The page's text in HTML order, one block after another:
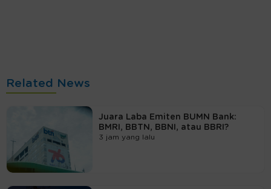
Related News
Juara Laba Emiten BUMN Bank:
BMRI, BBTN, BBNI, atau BBRI?
3 jam yang lalu